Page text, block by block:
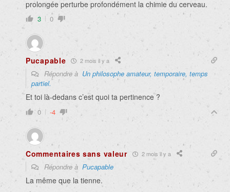
prolongée perturbe profondément la chimie du cerveau.
3 0
Pucapable 2 mois il y a
Répondre à Un philosophe amateur, temporaire, temps
partiel.
Et toi là-dedans c’est quoi ta pertinence ?
0 -4
Commentaires sans valeur 2 mois il y a
Répondre à Pucapable
La même que la tienne.